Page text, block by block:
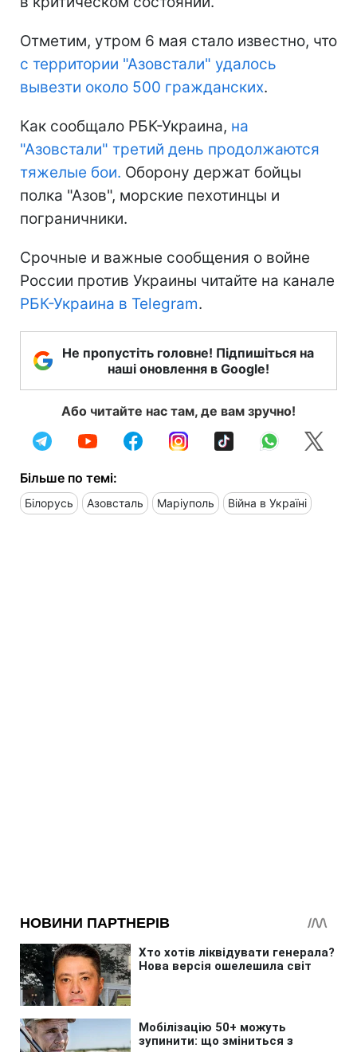
Отметим, утром 6 мая стало известно, что
с территории "Азовстали" удалось
вывезти около 500 гражданских.
Как сообщало РБК-Украина, на
"Азовстали" третий день продолжаются
тяжелые бои. Оборону держат бойцы
полка "Азов", морские пехотинцы и
пограничники.
Срочные и важные сообщения о войне
России против Украины читайте на канале
РБК-Украина в Telegram.
Не пропустіть головне! Підпишіться на
наші оновлення в Google!
Або читайте нас там, де вам зручно!
Більше по темі:
Білорусь Азовсталь Маріуполь Війна в Україні